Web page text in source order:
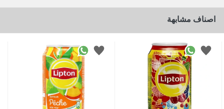
اصناف مشابهة